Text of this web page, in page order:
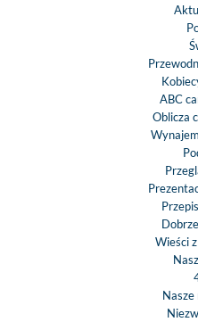
ABC
Oblicza
Wieści